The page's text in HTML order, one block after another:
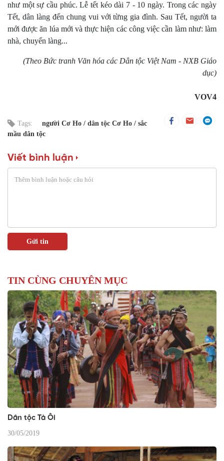
như một sự cầu phúc. Lễ tết kéo dài 7 - 10 ngày. Trong các ngày
Tết, dân làng đến chung vui với từng gia đình. Sau Tết, người ta
mới được ăn lúa mới và thực hiện các công việc cần làm như: làm
nhà, chuyển làng...
(Theo Bức tranh Văn hóa các Dân tộc Việt Nam - NXB Giáo
dục)
VOV4
Tags: người Cơ Ho dân tộc Cơ Ho
sắc
mầu dân tộc
Viết bình luận
TIN CÙNG CHUYÊN MỤC
Dân tộc Tà Ôi
30/05/2019